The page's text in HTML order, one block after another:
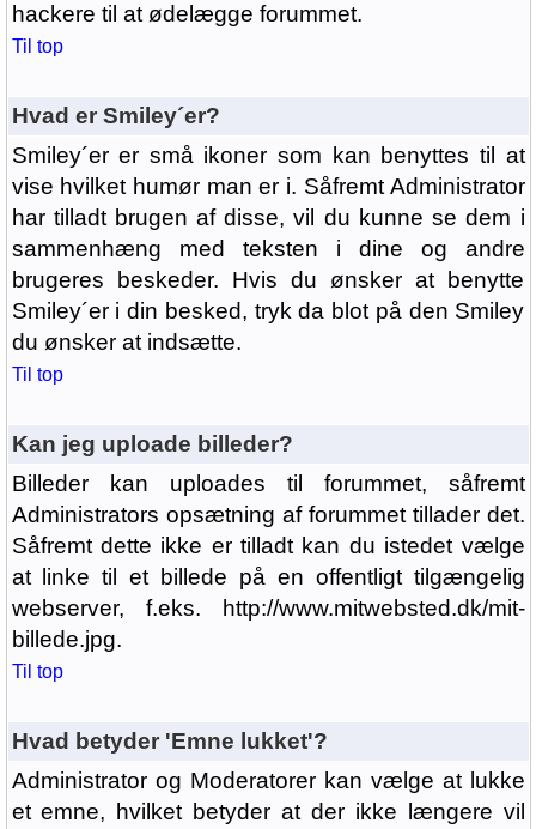
hackere til at ødelægge forummet.
Til top
Hvad er Smiley´er?
Smiley´er er små ikoner som kan benyttes til at
vise hvilket humør man er i. Såfremt Administrator
har tilladt brugen af disse, vil du kunne se dem i
sammenhæng med teksten i dine og andre
brugeres beskeder. Hvis du ønsker at benytte
Smiley´er i din besked, tryk da blot på den Smiley
du ønsker at indsætte.
Til top
Kan jeg uploade billeder?
Billeder kan uploades til forummet, såfremt
Administrators opsætning af forummet tillader det.
Såfremt dette ikke er tilladt kan du istedet vælge
at linke til et billede på en offentligt tilgængelig
webserver, f.eks. http://www.mitwebsted.dk/mit-
billede.jpg.
Til top
Hvad betyder 'Emne lukket'?
Administrator og Moderatorer kan vælge at lukke
et emne, hvilket betyder at der ikke længere vil